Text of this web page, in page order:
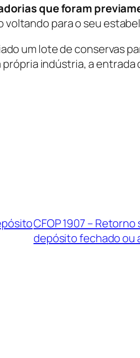
que foram
voltando para o seu
um lote de conservas
indústria, a entrada
CFOP 1907 –
depósito fechado ou